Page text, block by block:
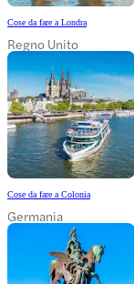
Cose da fare a Londra
Regno Unito
Cose da fare a Colonia
Germania